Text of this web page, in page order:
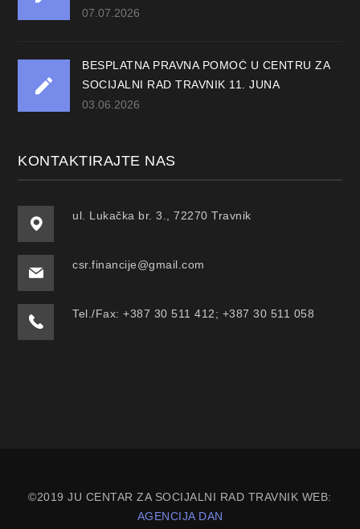
07.07.2026
BESPLATNA PRAVNA POMOĆ U CENTRU ZA
SOCIJALNI RAD TRAVNIK 11. JUNA
03.06.2026
KONTAKTIRAJTE NAS
ul. Lukačka br. 3., 72270 Travnik
csr.financije@gmail.com
Tel./Fax: +387 30 511 412; +387 30 511 058
©2019 JU CENTAR ZA SOCIJALNI RAD TRAVNIK WEB:
AGENCIJA DAN